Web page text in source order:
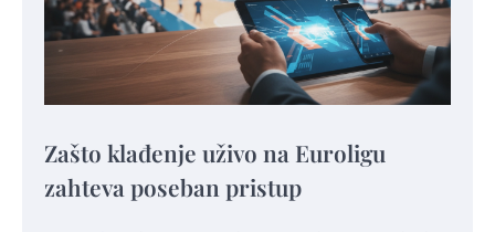
Zašto klađenje uživo na Euroligu
zahteva poseban pristup